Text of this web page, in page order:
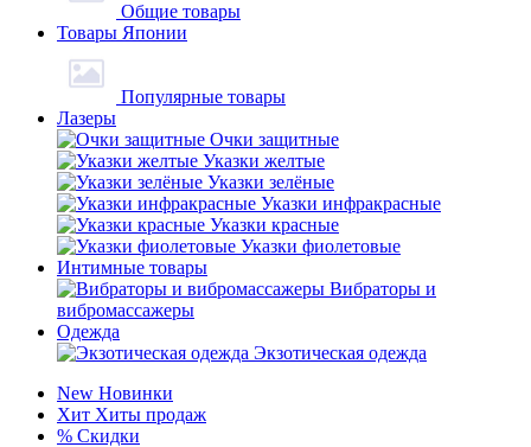
Общие товары
Товары Японии
Популярные товары
Лазеры
Очки защитные
Указки желтые
Указки зелёные
Указки инфракрасные
Указки красные
Указки фиолетовые
Интимные товары
Вибраторы и
вибромассажеры
Одежда
Экзотическая одежда
New Новинки
Хит Хиты продаж
% Скидки